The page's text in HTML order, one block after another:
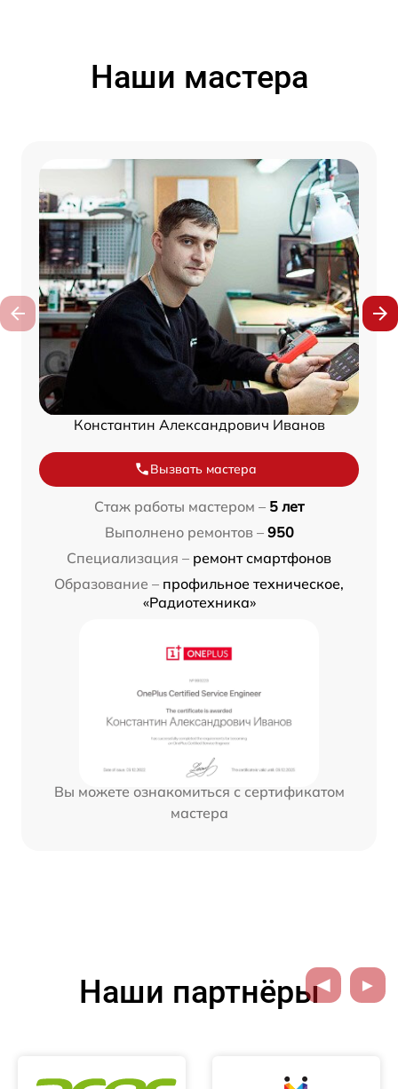
Наши мастера
Константин Александрович Иванов
Вызвать мастера
Стаж работы мастером – 5 лет
Выполнено ремонтов – 950
Специализация – ремонт смартфонов
Образование – профильное техническое,
«Радиотехника»
Вы можете ознакомиться с сертификатом
мастера
Наши партнёры